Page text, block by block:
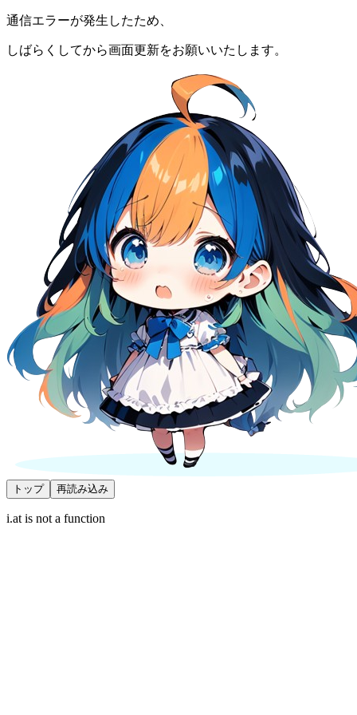
通信エラーが発生したため、
しばらくしてから画面更新をお願いいたします。
トップ 再読み込み
i.at is not a function